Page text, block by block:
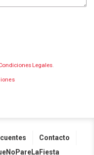
Legales.
Contacto